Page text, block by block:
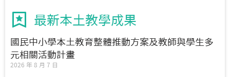
最新本土教學成果
國民中小學本土教育整體推動方案及教師與學生多
元相關活動計畫
2026 年 8 月 7 日